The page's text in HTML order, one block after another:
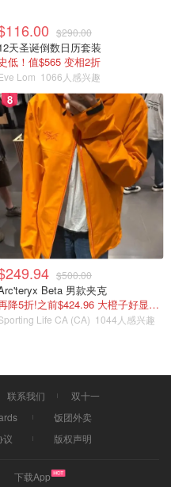
$290.00
天圣诞倒数日历套装
低！值$565 变相2折
Lom 1066人感兴趣
8
$500.00
Beta 男款夹克
再降5折!之前$424.96 大橙子好显白 蹲补
Life CA (CA) 1044人感兴趣
联系我们
双十一
饭团外卖
议 版权声明
下载App